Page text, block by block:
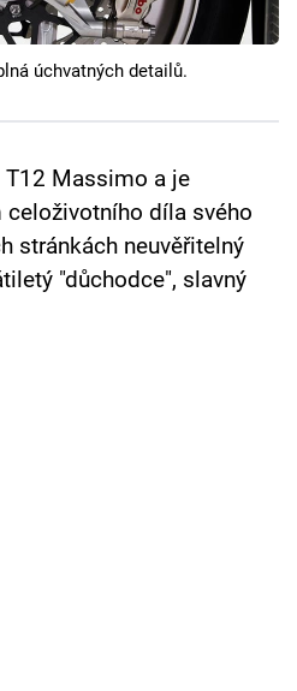
úchvatných detailů.
T12 Massimo a je
díla svého
stránkách neuvěřitelný
"důchodce", slavný